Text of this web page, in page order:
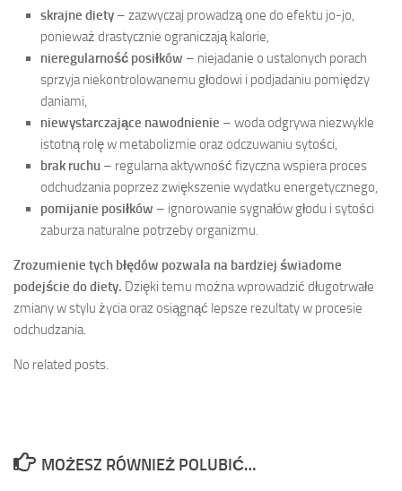
skrajne diety – zazwyczaj prowadzą one do efektu jo-jo,
ponieważ drastycznie ograniczają kalorie,
nieregularność posiłków – niejadanie o ustalonych porach
sprzyja niekontrolowanemu głodowi i podjadaniu pomiędzy
daniami,
niewystarczające nawodnienie – woda odgrywa niezwykle
istotną rolę w metabolizmie oraz odczuwaniu sytości,
brak ruchu – regularna aktywność fizyczna wspiera proces
odchudzania poprzez zwiększenie wydatku energetycznego,
pomijanie posiłków – ignorowanie sygnałów głodu i sytości
zaburza naturalne potrzeby organizmu.
Zrozumienie tych błędów pozwala na bardziej świadome
podejście do diety. Dzięki temu można wprowadzić długotrwałe
zmiany w stylu życia oraz osiągnąć lepsze rezultaty w procesie
odchudzania.
No related posts.
MOŻESZ RÓWNIEŻ POLUBIĆ…